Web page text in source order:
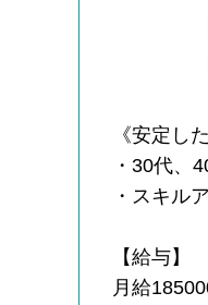
《安定し
・30代、
・スキル
【給与】
月給